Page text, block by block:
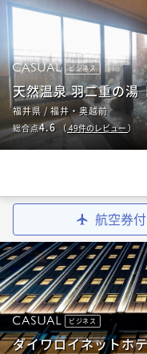
ビジネス
天然温泉 羽二重の湯
福井県 / 福井・奥越前
総合点4.6 （ 49件のレビュー ）
航空券
ビジネス
ダイワロイネットホ